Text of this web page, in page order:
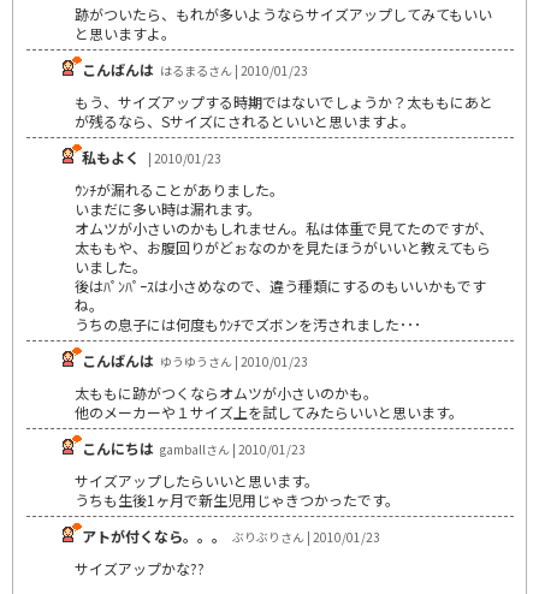
跡がついたら、もれが多いようならサイズアップしてみてもいい
と思いますよ。
こんばんは はるまるさん | 2010/01/23
もう、サイズアップする時期ではないでしょうか？太ももにあと
が残るなら、Sサイズにされるといいと思いますよ。
私もよく
| 2010/01/23
ｳﾝﾁが漏れることがありました。
いまだに多い時は漏れます。
オムツが小さいのかもしれません。私は体重で見てたのですが、
太ももや、お腹回りがどぉなのかを見たほうがいいと教えてもら
いました。
後はﾊﾟﾝﾊﾟｰｽは小さめなので、違う種類にするのもいいかもです
ね。
うちの息子には何度もｳﾝﾁでズボンを汚されました･･･
こんばんは ゆうゆうさん | 2010/01/23
太ももに跡がつくならオムツが小さいのかも。
他のメーカーや１サイズ上を試してみたらいいと思います。
こんにちは gamballさん | 2010/01/23
サイズアップしたらいいと思います。
うちも生後1ヶ月で新生児用じゃきつかったです。
アトが付くなら。。。
ぶりぶりさん | 2010/01/23
サイズアップかな??